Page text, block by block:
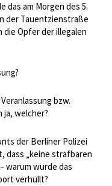
das am Morgen des 5.
der Tauentzienstraße
die Opfer der illegalen
bzw.
ja, welcher?
der Berliner Polizei
dass „keine strafbaren
warum wurde das
verhüllt?